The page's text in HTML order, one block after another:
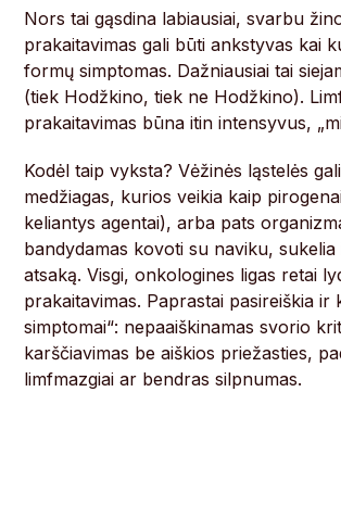
Nors tai gąsdina labiausiai, svarbu
prakaitavimas gali būti ankstyvas kai
formų simptomas. Dažniausiai tai
(tiek Hodžkino, tiek ne Hodžkino).
prakaitavimas būna itin intensyvus,
Kodėl taip vyksta? Vėžinės ląstelės
medžiagas, kurios veikia kaip
keliantys agentai), arba pats
bandydamas kovoti su naviku, sukelia
atsaką. Visgi, onkologines ligas retai
prakaitavimas. Paprastai pasireiškia ir
simptomai“: nepaaiškinamas svorio
karščiavimas be aiškios priežasties,
limfmazgiai ar bendras silpnumas.